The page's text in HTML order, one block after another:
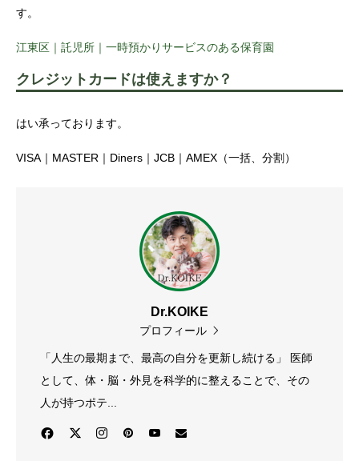
す。
江東区｜託児所｜一時預かりサービスのある保育園
クレジットカードは使えますか？
はい承っております。
VISA｜MASTER｜Diners｜JCB｜AMEX（一括、分割）
Dr.KOIKE
プロフィール
「人生の最期まで、最高の自分を更新し続ける」 医師
として、体・脳・外見を科学的に整えることで、その
人が持つポテ...